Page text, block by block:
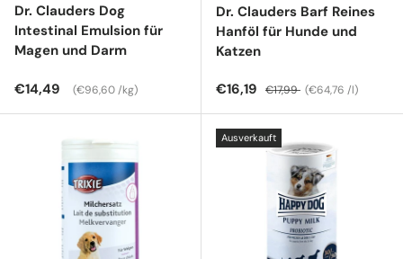
Dr. Clauders Dog
Intestinal Emulsion für
Magen und Darm
Normaler Preis
€14,49 Grundpreis
€96,60 /kg
Dr. Clauders Barf Reines
Hanföl für Hunde und
Katzen
Verkaufspreis
€16,19 Normaler Preis
€17,99 Grundpreis
€64,76 /l
Ausverkauft